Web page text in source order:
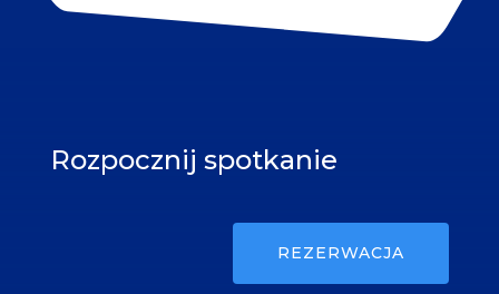
Rozpocznij spotkanie
REZERWACJA